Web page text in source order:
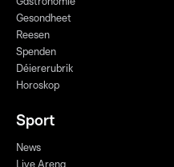
Gesondheet
Reesen
Spenden
Déiererubrik
Horoskop
Sport
News
Live Arena